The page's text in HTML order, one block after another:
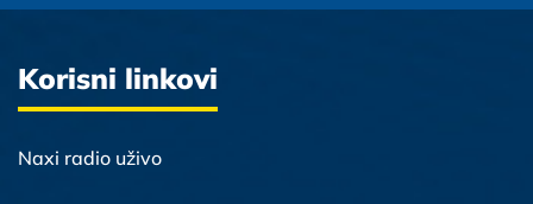
Korisni linkovi
Naxi radio uživo